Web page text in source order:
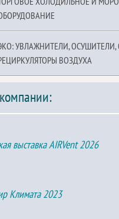
УВЛАЖНИТЕЛИ, ОСУШИТЕЛИ,
ВОЗДУХА
выставка AIRVent 2026
Климата 2023